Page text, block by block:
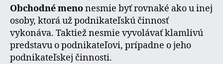
Obchodné menonesmie byť rovnaké ako u inej
osoby, ktorá už podnikateľskú činnosť
vykonáva. Taktiež nesmie vyvolávať klamlivú
predstavu o podnikateľovi, prípadne o jeho
podnikateľskej činnosti.